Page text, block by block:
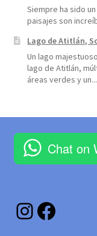
Siempre ha sido
paisajes son
Lago de Atitlán,
Un lago
lago de Atitlán,
áreas verdes y un...
Chat on
Instagram